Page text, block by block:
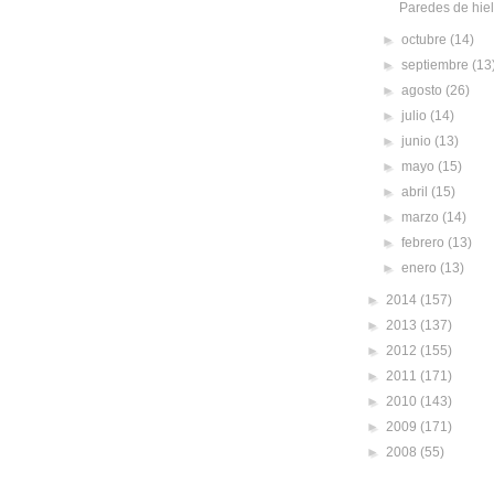
Paredes de
►octubre(14)
►septiembre
►agosto(26)
► julio(14)
► junio(13)
► mayo(15)
►abril(15)
► marzo(14)
►febrero(13)
►enero(13)
► 2014 (157)
► 2013 (137)
► 2012 (155)
► 2011 (171)
► 2010 (143)
► 2009 (171)
► 2008 (55)